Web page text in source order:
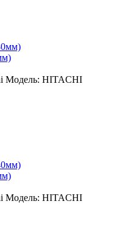
Модель: HITACHI
Модель: HITACHI